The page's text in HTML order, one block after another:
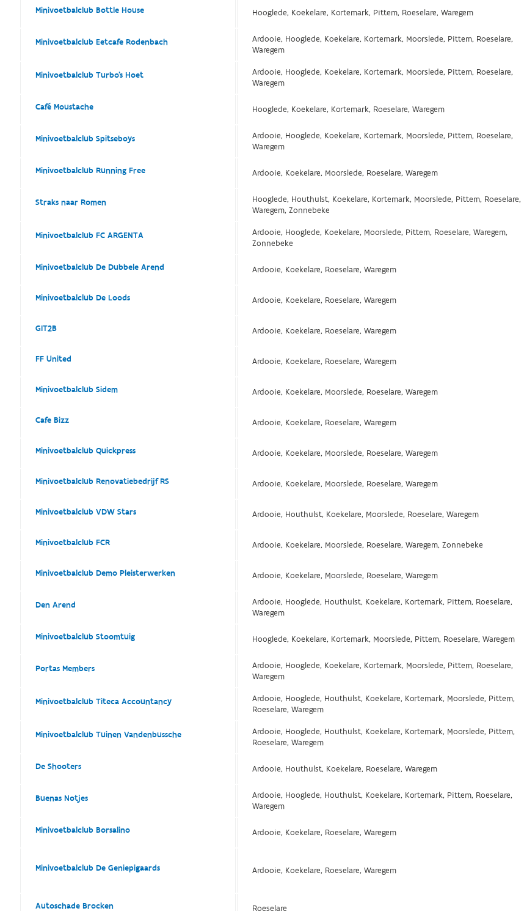
Minivoetbalclub Bottle House Hooglede, Koekelare, Kortemark, Pittem, Roeselare, Waregem
Minivoetbalclub Eetcafe Rodenbach
Ardooie, Hooglede, Koekelare, Kortemark, Moorslede, Pittem, Roeselare,
Waregem
Minivoetbalclub Turbo's Hoet
Ardooie, Hooglede, Koekelare, Kortemark, Moorslede, Pittem, Roeselare,
Waregem
Café Moustache Hooglede, Koekelare, Kortemark, Roeselare, Waregem
Minivoetbalclub Spitseboys
Ardooie, Hooglede, Koekelare, Kortemark, Moorslede, Pittem, Roeselare,
Waregem
Minivoetbalclub Running Free Ardooie, Koekelare, Moorslede, Roeselare, Waregem
Straks naar Romen
Hooglede, Houthulst, Koekelare, Kortemark, Moorslede, Pittem, Roeselare,
Waregem, Zonnebeke
Minivoetbalclub FC ARGENTA
Ardooie, Hooglede, Koekelare, Moorslede, Pittem, Roeselare, Waregem,
Zonnebeke
Minivoetbalclub De Dubbele Arend Ardooie, Koekelare, Roeselare, Waregem
Minivoetbalclub De Loods Ardooie, Koekelare, Roeselare, Waregem
GIT2B Ardooie, Koekelare, Roeselare, Waregem
FF United Ardooie, Koekelare, Roeselare, Waregem
Minivoetbalclub Sidem Ardooie, Koekelare, Moorslede, Roeselare, Waregem
Cafe Bizz Ardooie, Koekelare, Roeselare, Waregem
Minivoetbalclub Quickpress Ardooie, Koekelare, Moorslede, Roeselare, Waregem
Minivoetbalclub Renovatiebedrijf RS Ardooie, Koekelare, Moorslede, Roeselare, Waregem
Minivoetbalclub VDW Stars Ardooie, Houthulst, Koekelare, Moorslede, Roeselare, Waregem
Minivoetbalclub FCR Ardooie, Koekelare, Moorslede, Roeselare, Waregem, Zonnebeke
Minivoetbalclub Demo Pleisterwerken Ardooie, Koekelare, Moorslede, Roeselare, Waregem
Den Arend
Ardooie, Hooglede, Houthulst, Koekelare, Kortemark, Pittem, Roeselare,
Waregem
Minivoetbalclub Stoomtuig Hooglede, Koekelare, Kortemark, Moorslede, Pittem, Roeselare, Waregem
Portas Members
Ardooie, Hooglede, Koekelare, Kortemark, Moorslede, Pittem, Roeselare,
Waregem
Minivoetbalclub Titeca Accountancy
Ardooie, Hooglede, Houthulst, Koekelare, Kortemark, Moorslede, Pittem,
Roeselare, Waregem
Minivoetbalclub Tuinen Vandenbussche
Ardooie, Hooglede, Houthulst, Koekelare, Kortemark, Moorslede, Pittem,
Roeselare, Waregem
De Shooters Ardooie, Houthulst, Koekelare, Roeselare, Waregem
Buenas Notjes
Ardooie, Hooglede, Houthulst, Koekelare, Kortemark, Pittem, Roeselare,
Waregem
Minivoetbalclub Borsalino Ardooie, Koekelare, Roeselare, Waregem
Minivoetbalclub De Geniepigaards Ardooie, Koekelare, Roeselare, Waregem
Autoschade Brocken Roeselare